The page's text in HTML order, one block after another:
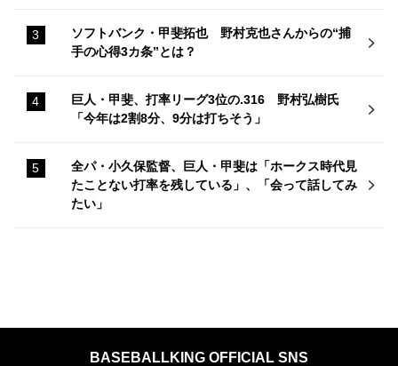
ソフトバンク・甲斐拓也 野村克也さんからの“捕
手の心得3カ条”とは？
巨人・甲斐、打率リーグ3位の.316 野村弘樹氏
「今年は2割8分、9分は打ちそう」
全パ・小久保監督、巨人・甲斐は「ホークス時代見
たことない打率を残している」、「会って話してみ
たい」
BASEBALLKING OFFICIAL SNS